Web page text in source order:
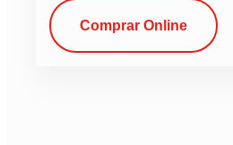
Comprar Online